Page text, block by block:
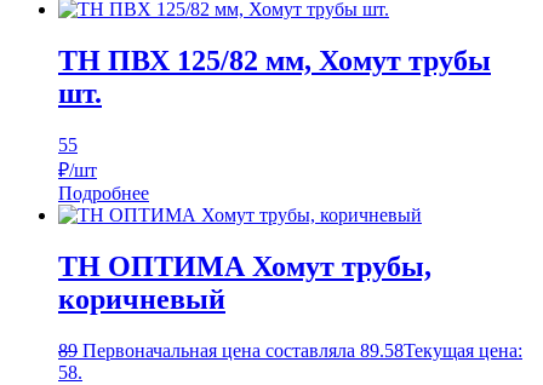
ТН ПВХ 125/82 мм, Хомут трубы
шт.
55
₽/шт
Подробнее
ТН ОПТИМА Хомут трубы,
коричневый
89 Первоначальная цена составляла 89.58Текущая цена:
58.